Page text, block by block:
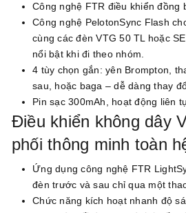
Công nghệ FTR điều khiển đồng
Công nghệ PelotonSync Flash
cùng các đèn VTG 50 TL hoặc
nổi bật khi đi theo nhóm.
4 tùy chọn gắn: yên Brompton,
sau, hoặc baga – dễ dàng thay
Pin sạc 300mAh, hoạt động liên
Điều khiển không dây
phối thông minh toàn
Ứng dụng công nghệ FTR
đèn trước và sau chỉ qua một
Chức năng kích hoạt nhanh độ